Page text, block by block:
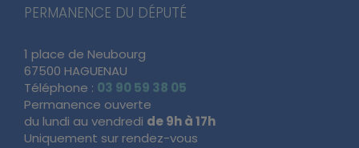
PERMANENCE DU DÉPUTÉ
1 place de Neubourg
67500 HAGUENAU
Téléphone : 03 90 59 38 05
Permanence ouverte
du lundi au vendredi de 9h à 17h
Uniquement sur rendez-vous